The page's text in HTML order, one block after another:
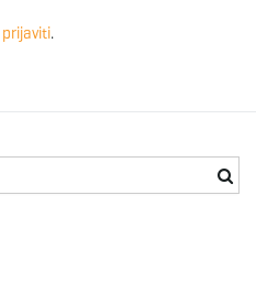
prijaviti.